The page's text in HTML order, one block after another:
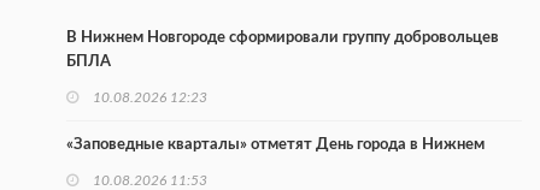
В Нижнем Новгороде сформировали группу добровольцев
БПЛА
10.08.2026 12:23
«Заповедные кварталы» отметят День города в Нижнем
10.08.2026 11:53